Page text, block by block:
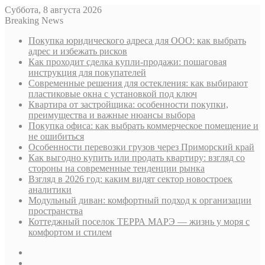
Суббота, 8 августа 2026
Breaking News
Покупка юридического адреса для ООО: как выбрать
адрес и избежать рисков
Как проходит сделка купли-продажи: пошаговая
инструкция для покупателей
Современные решения для остекления: как выбирают
пластиковые окна с установкой под ключ
Квартира от застройщика: особенности покупки,
преимущества и важные нюансы выбора
Покупка офиса: как выбрать коммерческое помещение и
не ошибиться
Особенности перевозки грузов через Приморский край
Как выгодно купить или продать квартиру: взгляд со
стороны на современные тенденции рынка
Взгляд в 2026 год: каким видят сектор новостроек
аналитики
Модульный диван: комфортный подход к организации
пространства
Коттеджный поселок ТЕРРА МАРЭ — жизнь у моря с
комфортом и стилем